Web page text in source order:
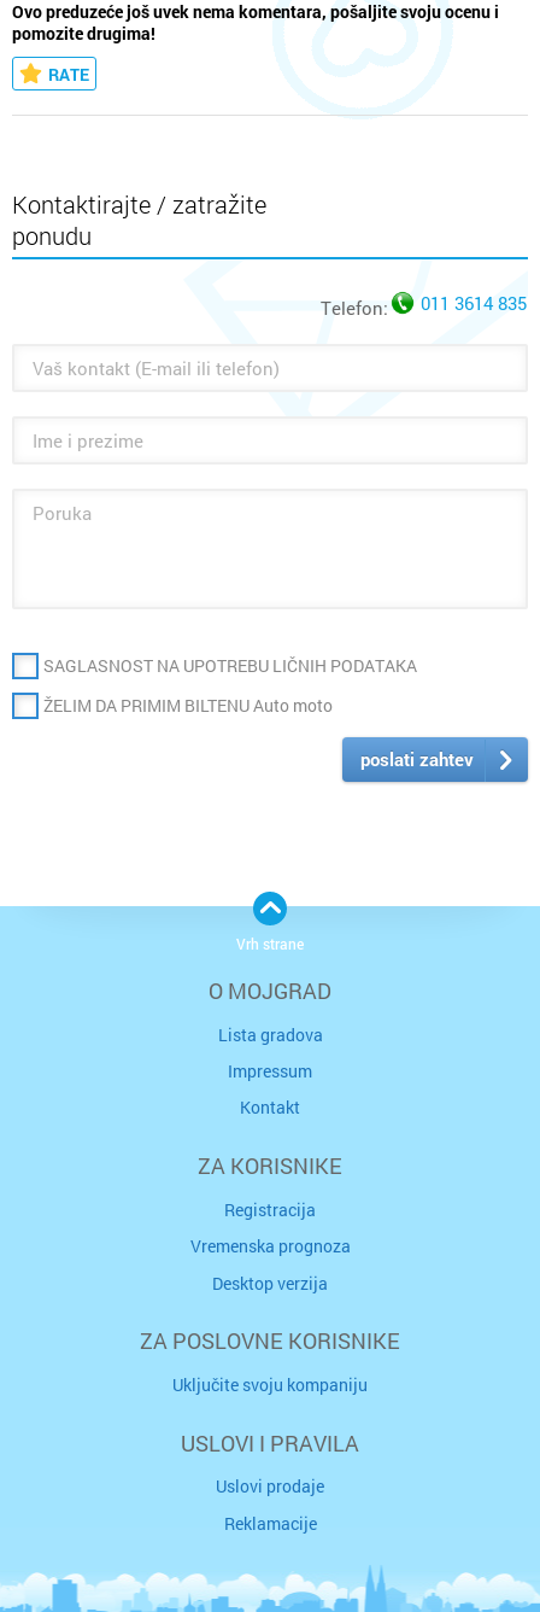
Ovo preduzeće još uvek nema komentara, pošaljite svoju ocenu i
pomozite drugima!
RATE
Kontaktirajte / zatražite
ponudu
Telefon: 011 3614 835
SAGLASNOST NA UPOTREBU LIČNIH PODATAKA
ŽELIM DA PRIMIM BILTENU Auto moto
poslati zahtev
O MOJGRAD
Lista gradova
Impressum
Kontakt
ZA KORISNIKE
Registracija
Vremenska prognoza
Desktop verzija
ZA POSLOVNE KORISNIKE
Uključite svoju kompaniju
USLOVI I PRAVILA
Uslovi prodaje
Reklamacije
Vrh strane